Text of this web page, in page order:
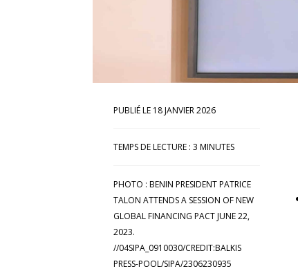
18 JANVIER 2026
TEMPS DE LECTURE : 3 MINUTES
PHOTO : BENIN PRESIDENT PATRICE
TALON ATTENDS A SESSION OF NEW
GLOBAL FINANCING PACT JUNE 22,
2023.
//04SIPA_0910030/CREDIT:BALKIS
PRESS-POOL/SIPA/2306230935